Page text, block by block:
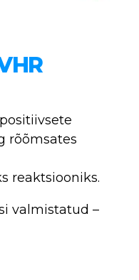
rõõmsates
reaktsiooniks.
valmistatud –